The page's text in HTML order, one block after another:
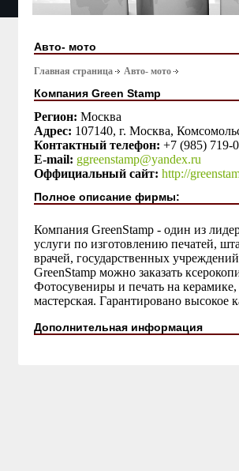
Авто- мото
Главная страница Авто- мото
Компания Green Stamp
Регион: Москва
Адрес: 107140, г. Москва,
Контактный телефон: +7 (985) 719-
E-mail: ggreenstamp@yandex.ru
Оффициальный сайт: http://
Полное описание фирмы:
Компания GreenStamp - один из
услуги по изготовлению печатей,
врачей, государственных
GreenStamp можно заказать
Фотосувениры и печать на керамике,
мастерская. Гарантировано высокое
Дополнительная информация